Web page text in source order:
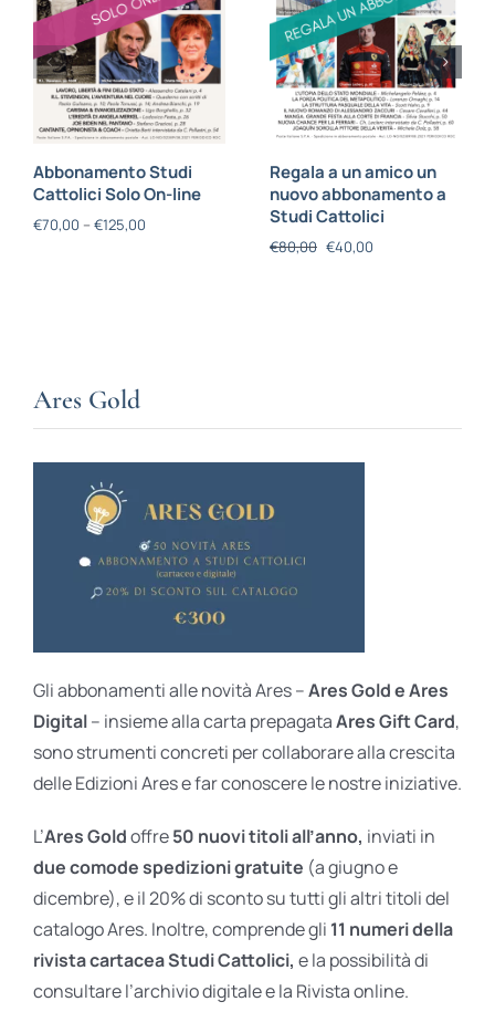
Abbonamento Studi
Cattolici Solo On-line
€70,00 – €125,00
Regala a un amico un
nuovo abbonamento a
Studi Cattolici
€80,00 €40,00
Ares Gold
Gli abbonamenti alle novità Ares –Ares Gold e Ares
Digital– insieme alla carta prepagataAres Gift Card,
sono strumenti concreti per collaborare alla crescita
delle Edizioni Ares e far conoscere le nostre iniziative.
L’Ares Goldoffre50 nuovi titoli all’anno, inviati in
due comode spedizioni gratuite (a giugno e
dicembre), e il 20% di sconto su tutti gli altri titoli del
catalogo Ares. Inoltre, comprende gli 11 numeri della
rivista cartacea Studi Cattolici, e la possibilità di
consultare l’archivio digitale e la Rivista online.